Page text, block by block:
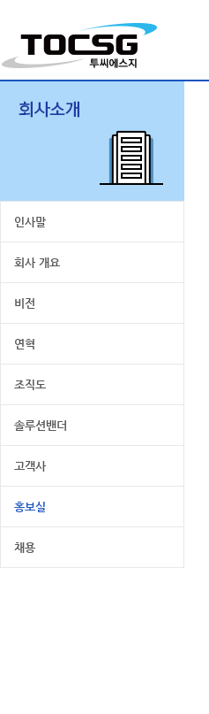
인사말
회사 개요
비전
연혁
조직도
솔루션밴더
고객사
홍보실
채용